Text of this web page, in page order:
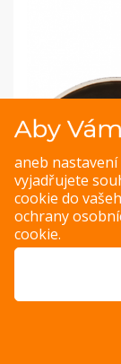
© Copyright
Aby
aneb nastavení
vyjadřujete
cookie do
ochrany
cookie.